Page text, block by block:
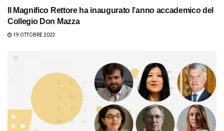
Il Magnifico Rettore ha inaugurato l’anno accademico del
Collegio Don Mazza
19 OTTOBRE 2023